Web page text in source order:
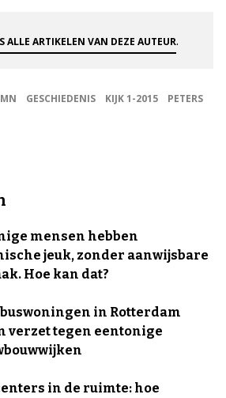
ALLE ARTIKELEN VAN DEZE AUTEUR.
GESCHIEDENIS KIJK 1-2015 PETERS
mensen hebben
jeuk, zonder aanwijsbare
Hoe kan dat?
in Rotterdam
verzet tegen eentonige
in de ruimte: hoe